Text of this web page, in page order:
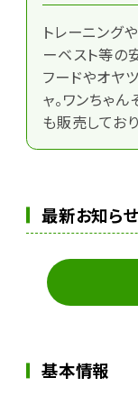
トレーニング
ーベスト等の
フードやオヤ
ャ。ワンちゃ
も販売しており
最新お知らせ
基本情報